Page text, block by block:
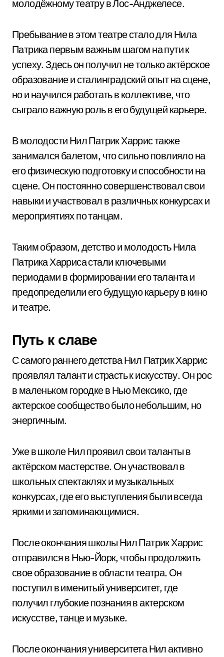
молодёжному театру в Лос-Анджелесе.
Пребывание в этом театре стало для Нила
Патрика первым важным шагом на пути к
успеху. Здесь он получил не только актёрское
образование и сталинградский опыт на сцене,
но и научился работать в коллективе, что
сыграло важную роль в его будущей карьере.
В молодости Нил Патрик Харрис также
занимался балетом, что сильно повлияло на
его физическую подготовку и способности на
сцене. Он постоянно совершенствовал свои
навыки и участвовал в различных конкурсах и
мероприятиях по танцам.
Таким образом, детство и молодость Нила
Патрика Харриса стали ключевыми
периодами в формировании его таланта и
предопределили его будущую карьеру в кино
и театре.
Путь к славе
С самого раннего детства Нил Патрик Харрис
проявлял талант и страсть к искусству. Он рос
в маленьком городке в Нью Мексико, где
актерское сообщество было небольшим, но
энергичным.
Уже в школе Нил проявил свои таланты в
актёрском мастерстве. Он участвовал в
школьных спектаклях и музыкальных
конкурсах, где его выступления были всегда
яркими и запоминающимися.
После окончания школы Нил Патрик Харрис
отправился в Нью-Йорк, чтобы продолжить
свое образование в области театра. Он
поступил в именитый университет, где
получил глубокие познания в актерском
искусстве, танце и музыке.
После окончания университета Нил активно